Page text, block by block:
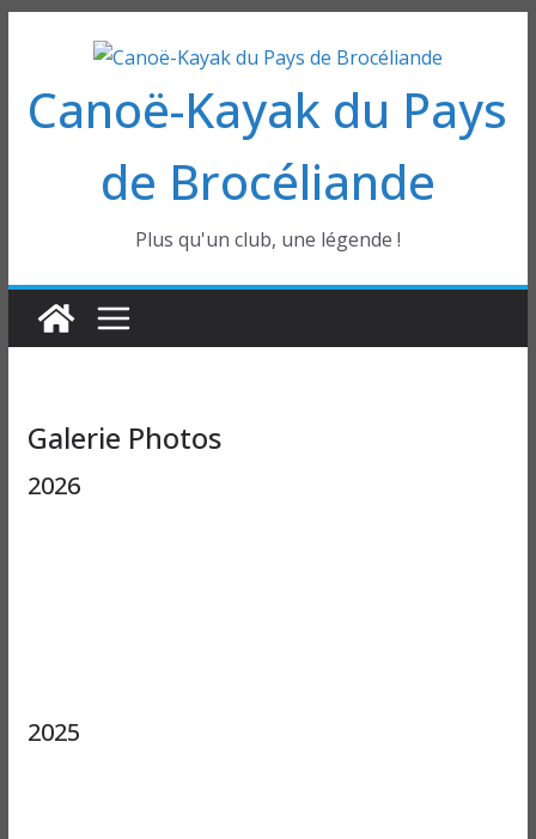
contenu
Canoë-Kayak du Pays
de Brocéliande
Plus qu'un club, une légende !
Galerie Photos
2026
2025